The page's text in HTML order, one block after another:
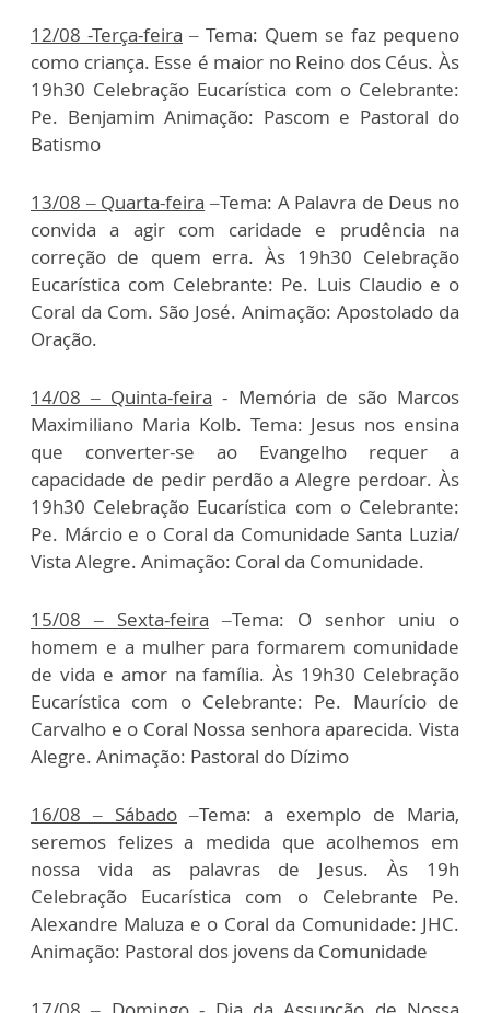
12/08 -Terça-feira – Tema: Quem se faz pequeno
como criança. Esse é maior no Reino dos Céus. Às
19h30 Celebração Eucarística com o Celebrante:
Pe. Benjamim Animação: Pascom e Pastoral do
Batismo
13/08 – Quarta-feira –Tema: A Palavra de Deus no
convida a agir com caridade e prudência na
correção de quem erra. Às 19h30 Celebração
Eucarística com Celebrante: Pe. Luis Claudio e o
Coral da Com. São José. Animação: Apostolado da
Oração.
14/08 – Quinta-feira - Memória de são Marcos
Maximiliano Maria Kolb. Tema: Jesus nos ensina
que converter-se ao Evangelho requer a
capacidade de pedir perdão a Alegre perdoar. Às
19h30 Celebração Eucarística com o Celebrante:
Pe. Márcio e o Coral da Comunidade Santa Luzia/
Vista Alegre. Animação: Coral da Comunidade.
15/08 – Sexta-feira –Tema: O senhor uniu o
homem e a mulher para formarem comunidade
de vida e amor na família. Às 19h30 Celebração
Eucarística com o Celebrante: Pe. Maurício de
Carvalho e o Coral Nossa senhora aparecida. Vista
Alegre. Animação: Pastoral do Dízimo
16/08 – Sábado –Tema: a exemplo de Maria,
seremos felizes a medida que acolhemos em
nossa vida as palavras de Jesus. Às 19h
Celebração Eucarística com o Celebrante Pe.
Alexandre Maluza e o Coral da Comunidade: JHC.
Animação: Pastoral dos jovens da Comunidade